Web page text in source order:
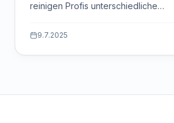
reinigen Profis unterschiedliche
9.7.2025